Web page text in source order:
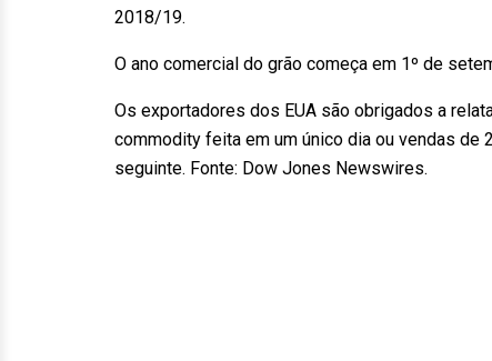
2018/19.
O ano comercial do grão começa em 1º de
Os exportadores dos EUA são obrigados a
commodity feita em um único dia ou vendas de
seguinte. Fonte: Dow Jones Newswires.